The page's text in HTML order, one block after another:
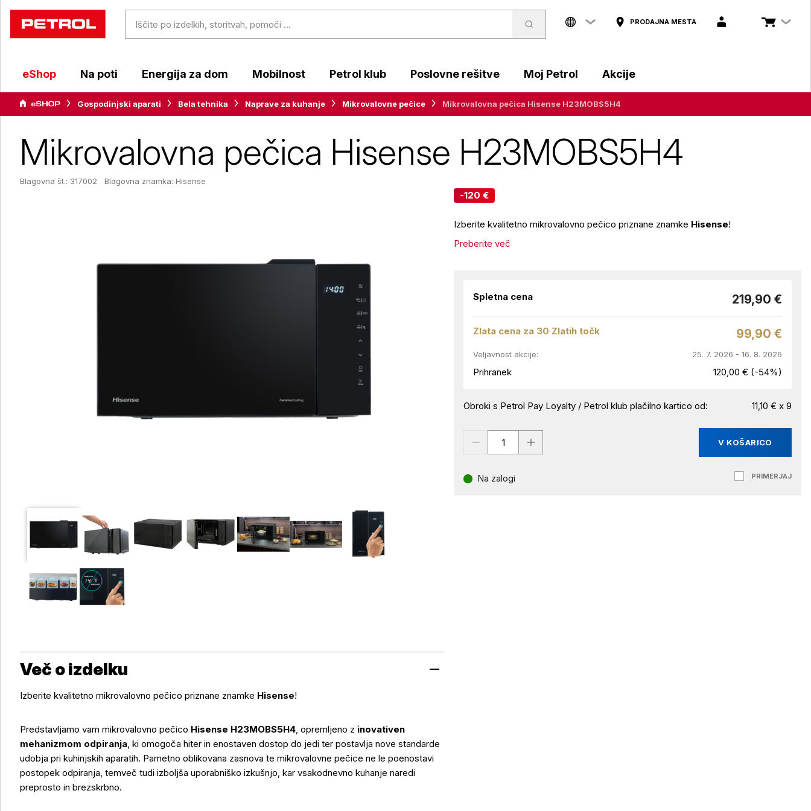
PRODAJNA MESTA
eShop Na poti Energija za dom Mobilnost Petrol klub Poslovne rešitve Moj Petrol Akcije
Gospodinjski aparati Bela tehnika Naprave za kuhanje Mikrovalovne pečice Mikrovalovna pečica Hisense H23MOBS5H4
Mikrovalovna pečica Hisense H23MOBS5H4
Blagovna št.: 317002 Blagovna znamka: Hisense
-120 €
Izberite kvalitetno mikrovalovno pečico priznane znamke Hisense!
Preberite več
Spletna cena 219,90 €
Zlata cena za 30 Zlatih točk 99,90 €
Veljavnost akcije: 25. 7. 2026 - 16. 8. 2026
Prihranek 120,00 € (-54%)
Obroki s Petrol Pay Loyalty / Petrol klub plačilno kartico od: 11,10 € x 9
V KOŠARICO
Na zalogi PRIMERJAJ
Več o izdelku
Izberite kvalitetno mikrovalovno pečico priznane znamke Hisense!
Predstavljamo vam mikrovalovno pečico Hisense H23MOBS5H4, opremljeno z inovativen
mehanizmom odpiranja, ki omogoča hiter in enostaven dostop do jedi ter postavlja nove standarde
udobja pri kuhinjskih aparatih. Pametno oblikovana zasnova te mikrovalovne pečice ne le poenostavi
postopek odpiranja, temveč tudi izboljša uporabniško izkušnjo, kar vsakodnevno kuhanje naredi
preprosto in brezskrbno.